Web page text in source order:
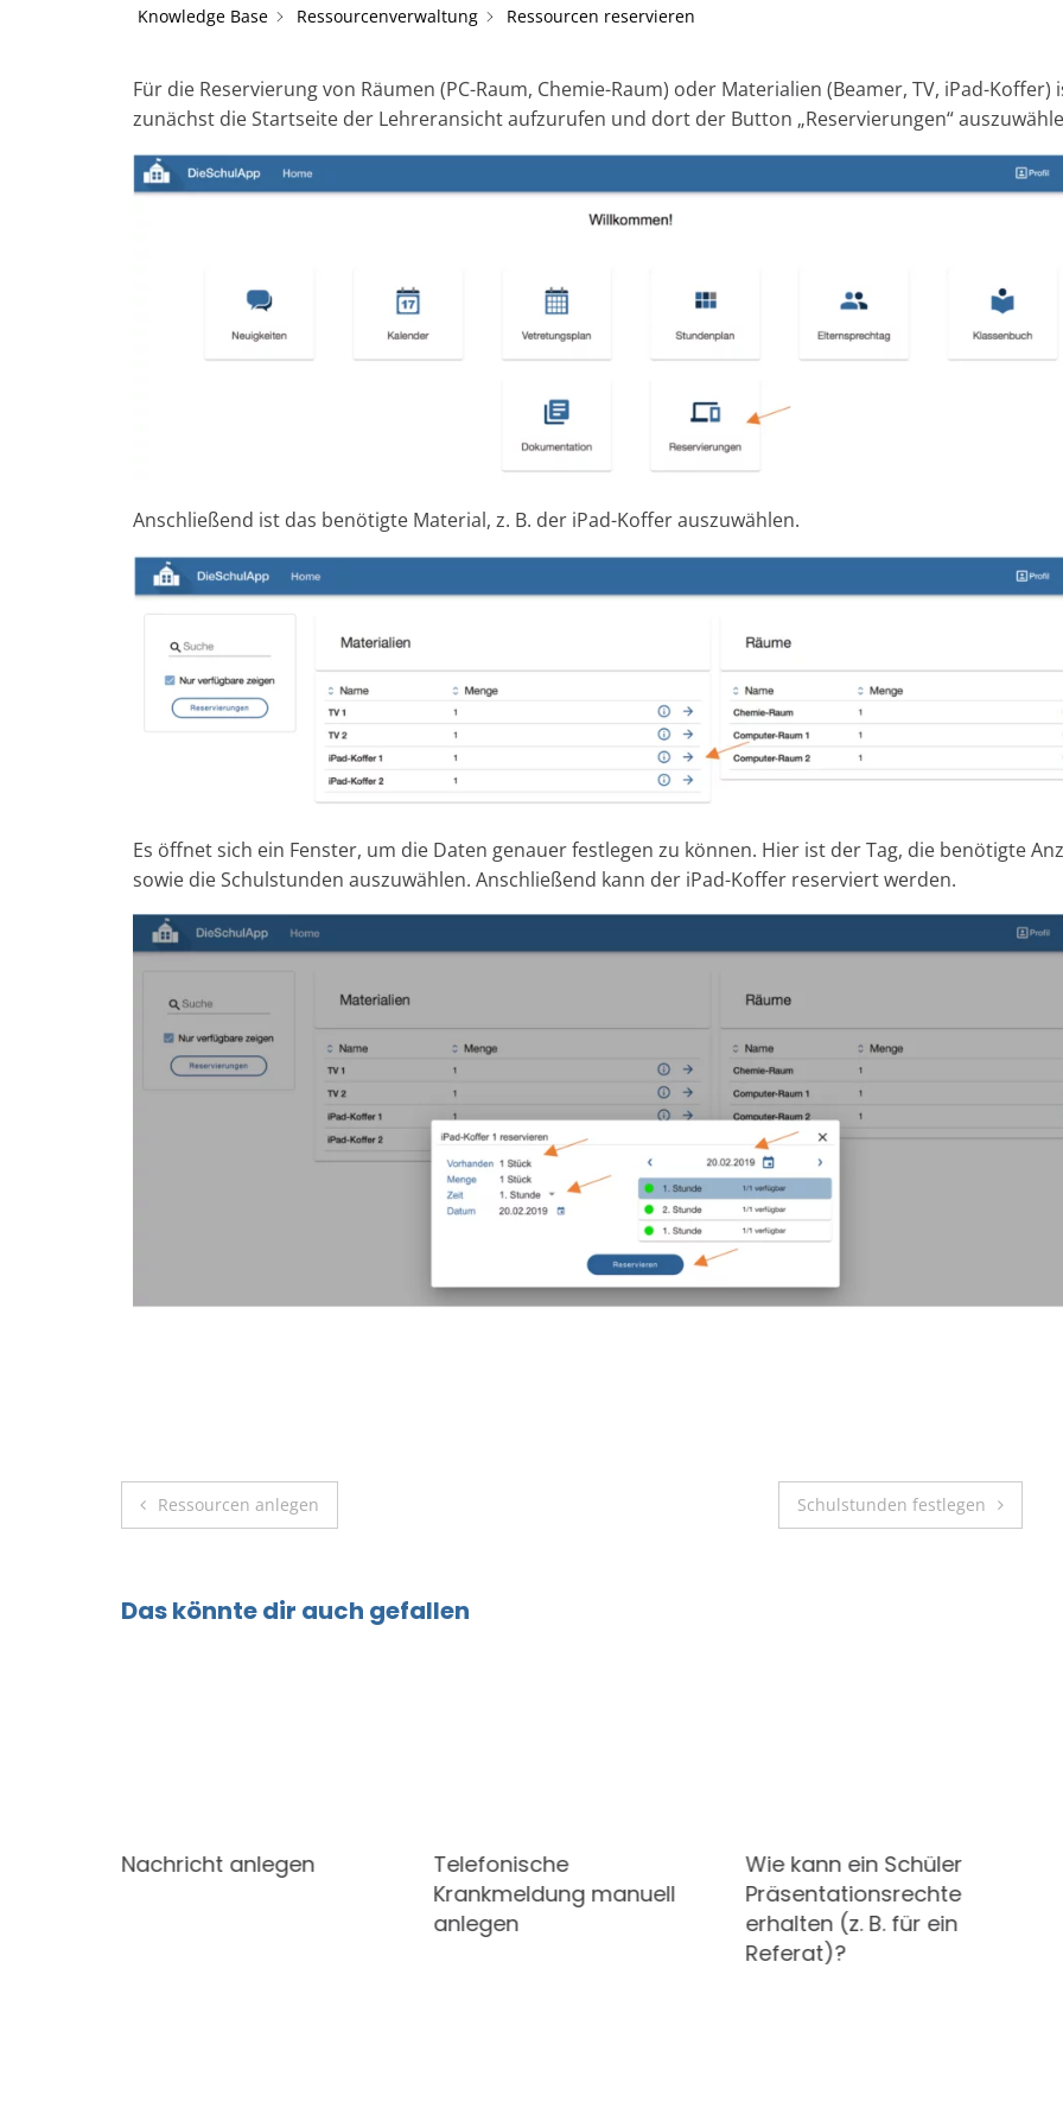
Knowledge Base Ressourcenverwaltung Ressourcen reservieren
Für die Reservierung von Räumen (PC-Raum, Chemie-Raum) oder Materialien (Beamer, TV, iPad-Koffer)
zunächst die Startseite der Lehreransicht aufzurufen und dort der Button „Reservierungen“
Anschließend ist das benötigte Material, z. B. der iPad-Koffer auszuwählen.
Es öffnet sich ein Fenster, um die Daten genauer festlegen zu können. Hier ist der Tag, die benötigte
sowie die Schulstunden auszuwählen. Anschließend kann der iPad-Koffer reserviert werden.
Beitragsnavigation
Ressourcen anlegen Schulstunden festlegen
Das könnte dir auch gefallen
Nachricht anlegen
Telefonische
Krankmeldung manuell
anlegen
Wie kann ein Schüler
Präsentationsrechte
erhalten (z. B. für ein
Referat)?